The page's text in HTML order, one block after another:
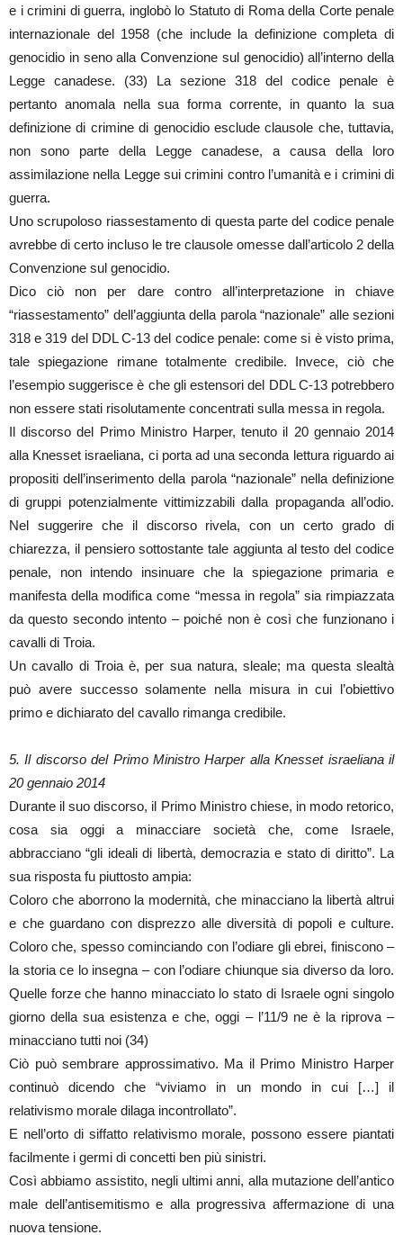
e i crimini di guerra, inglobò lo Statuto di Roma della Corte penale
internazionale del 1958 (che include la definizione completa di
genocidio in seno alla Convenzione sul genocidio) all’interno della
Legge canadese. (33) La sezione 318 del codice penale è
pertanto anomala nella sua forma corrente, in quanto la sua
definizione di crimine di genocidio esclude clausole che, tuttavia,
non sono parte della Legge canadese, a causa della loro
assimilazione nella Legge sui crimini contro l’umanità e i crimini di
guerra.
Uno scrupoloso riassestamento di questa parte del codice penale
avrebbe di certo incluso le tre clausole omesse dall’articolo 2 della
Convenzione sul genocidio.
Dico ciò non per dare contro all’interpretazione in chiave
“riassestamento” dell’aggiunta della parola “nazionale” alle sezioni
318 e 319 del DDL C-13 del codice penale: come si è visto prima,
tale spiegazione rimane totalmente credibile. Invece, ciò che
l’esempio suggerisce è che gli estensori del DDL C-13 potrebbero
non essere stati risolutamente concentrati sulla messa in regola.
Il discorso del Primo Ministro Harper, tenuto il 20 gennaio 2014
alla Knesset israeliana, ci porta ad una seconda lettura riguardo ai
propositi dell’inserimento della parola “nazionale” nella definizione
di gruppi potenzialmente vittimizzabili dalla propaganda all’odio.
Nel suggerire che il discorso rivela, con un certo grado di
chiarezza, il pensiero sottostante tale aggiunta al testo del codice
penale, non intendo insinuare che la spiegazione primaria e
manifesta della modifica come “messa in regola” sia rimpiazzata
da questo secondo intento – poiché non è così che funzionano i
cavalli di Troia.
Un cavallo di Troia è, per sua natura, sleale; ma questa slealtà
può avere successo solamente nella misura in cui l’obiettivo
primo e dichiarato del cavallo rimanga credibile.
5. Il discorso del Primo Ministro Harper alla Knesset israeliana il
20 gennaio 2014
Durante il suo discorso, il Primo Ministro chiese, in modo retorico,
cosa sia oggi a minacciare società che, come Israele,
abbracciano “gli ideali di libertà, democrazia e stato di diritto”. La
sua risposta fu piuttosto ampia:
Coloro che aborrono la modernità, che minacciano la libertà altrui
e che guardano con disprezzo alle diversità di popoli e culture.
Coloro che, spesso cominciando con l’odiare gli ebrei, finiscono –
la storia ce lo insegna – con l’odiare chiunque sia diverso da loro.
Quelle forze che hanno minacciato lo stato di Israele ogni singolo
giorno della sua esistenza e che, oggi – l’11/9 ne è la riprova –
minacciano tutti noi (34)
Ciò può sembrare approssimativo. Ma il Primo Ministro Harper
continuò dicendo che “viviamo in un mondo in cui […] il
relativismo morale dilaga incontrollato”.
E nell’orto di siffatto relativismo morale, possono essere piantati
facilmente i germi di concetti ben più sinistri.
Così abbiamo assistito, negli ultimi anni, alla mutazione dell’antico
male dell’antisemitismo e alla progressiva affermazione di una
nuova tensione.